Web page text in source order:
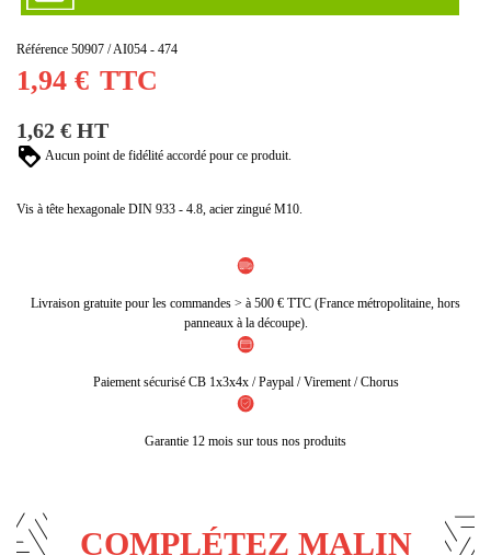
Référence 50907 / AI054 - 474
1,94 € TTC
1,62 € HT
Aucun point de fidélité accordé pour ce produit.
Vis à tête hexagonale DIN 933 - 4.8, acier zingué M10.
Livraison gratuite pour les commandes > à 500 € TTC (France métropolitaine, hors
panneaux à la découpe).
Paiement sécurisé CB 1x3x4x / Paypal / Virement / Chorus
Garantie 12 mois sur tous nos produits
COMPLÉTEZ MALIN